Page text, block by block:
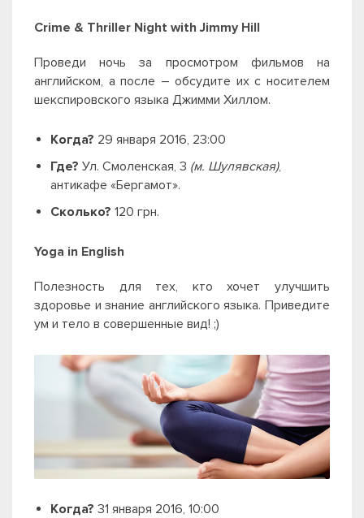
Crime & Thriller Night with Jimmy Hill
Проведи ночь за просмотром фильмов на
английском, а после – обсудите их с носителем
шекспировского языка Джимми Хиллом.
Когда? 29 января 2016, 23:00
Где? Ул. Смоленская, 3 (м. Шулявская),
антикафе «Бергамот».
Сколько? 120 грн.
Yoga in English
Полезность для тех, кто хочет улучшить
здоровье и знание английского языка. Приведите
ум и тело в совершенные вид! ;)
Когда? 31 января 2016, 10:00